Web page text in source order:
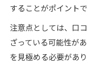
することがポイントで
注意点としては、口
ざっている可能性が
を見極める必要があ